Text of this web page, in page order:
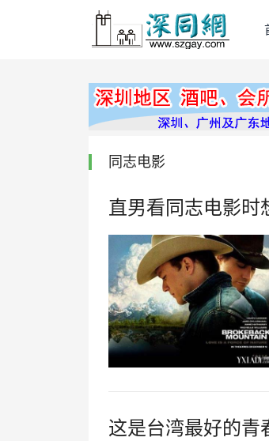
同志电影
直男看同志电影时
这是台湾最好的青